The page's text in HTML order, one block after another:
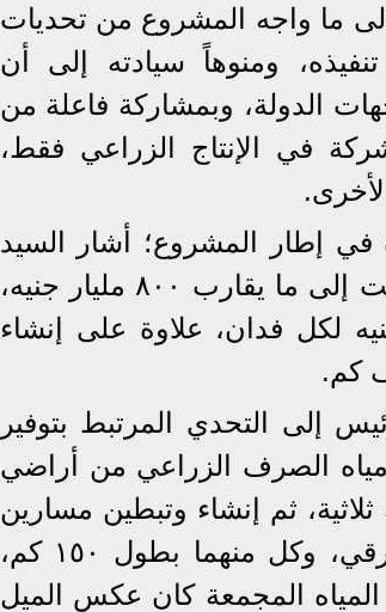
ما واجه المشروع من تحديات
ومنوهاً سيادته إلى أن
الدولة، وبمشاركة فاعلة من
الخاص، إذ تعمل به ١٥٠ شركة في الإنتاج الزراعي فقط،
في إطار المشروع؛ أشار السيد
الرئيس إلى أن تكلفة المشروع وصلت إلى ما يقارب ٨٠٠ مليار جنيه،
٣٥٠ إلى ٤٠٠ ألف جنيه لكل فدان، علاوة على إنشاء
إلى التحدي المرتبط بتوفير
مياه الصرف الزراعي من أراضي
ثم إنشاء وتبطين مسارين
هما؛ المسار الشمالي والمسار الشرقي، وكل منهما بطول ١٥٠ كم،
المجمعة كان عكس الميل